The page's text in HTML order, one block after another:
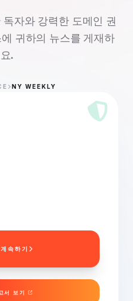
자와 강력한 도메인 권
귀하의 뉴스를 게재하
.
NY WEEKLY
속하기
서 보기